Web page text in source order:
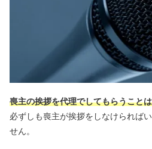
喪主の挨拶を代理でしてもらうこと
必ずしも喪主が挨拶をしなけられば
せん。